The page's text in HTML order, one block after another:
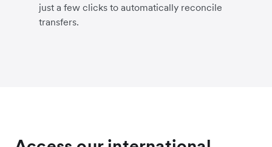
just a few clicks to automatically reconcile
transfers.